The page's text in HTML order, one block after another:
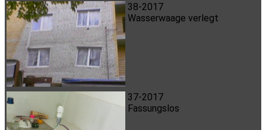
38-2017
Wasserwaage verlegt
37-2017
Fassungslos